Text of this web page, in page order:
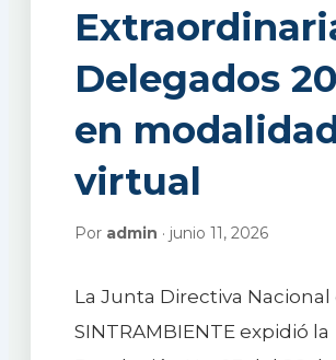
Delegados
en
virtual
Por admin · junio 11, 2026
La Junta Directiva Nacional
SINTRAMBIENTE expidió la